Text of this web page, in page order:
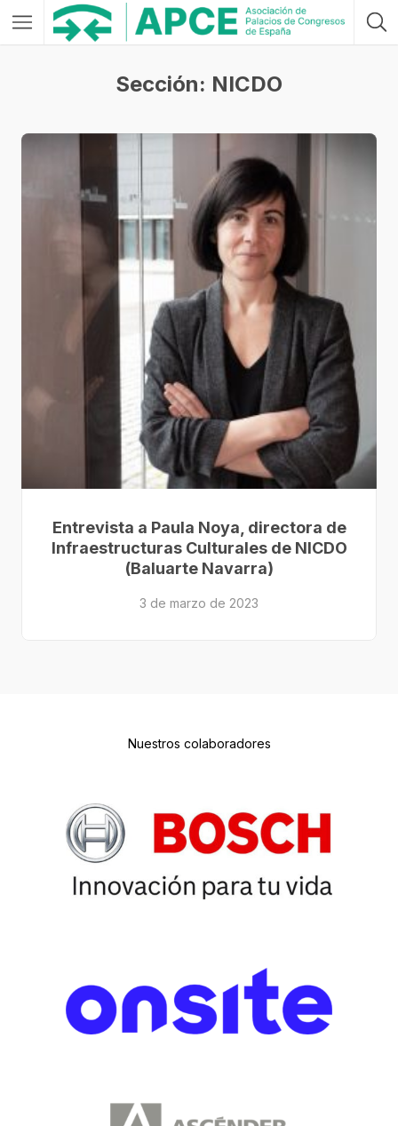
Sección: NICDO
Entrevista a Paula Noya, directora de
Infraestructuras Culturales de NICDO
(Baluarte Navarra)
3 de marzo de 2023
Nuestros colaboradores